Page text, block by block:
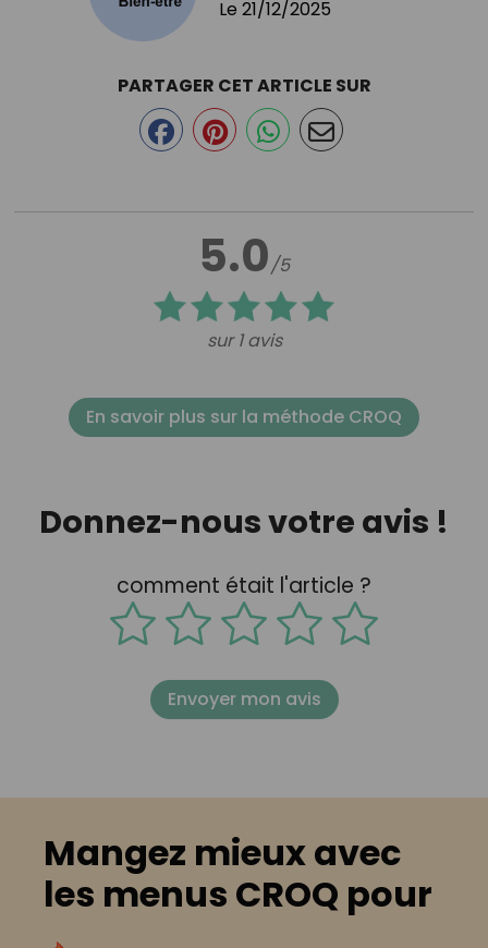
Le 21/12/2025
5.0/5
sur 1 avis
PARTAGER CET ARTICLE SUR
En savoir plus sur la méthode CROQ
Donnez-nous votre avis !
comment était l'article ?
Envoyer mon avis
Mangez mieux avec
les menus CROQ pour